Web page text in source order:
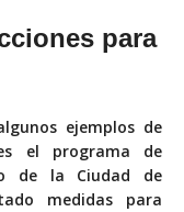
para
ejemplos de
el programa de
de la Ciudad de
medidas para